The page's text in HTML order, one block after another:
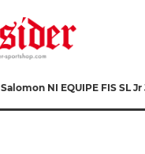
Salomon NI EQUIPE FIS SL Jr